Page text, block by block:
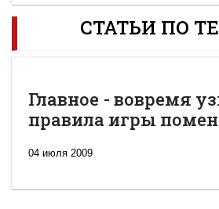
СТАТЬИ ПО
Главное - вовремя
правила игры
04 июля 2009